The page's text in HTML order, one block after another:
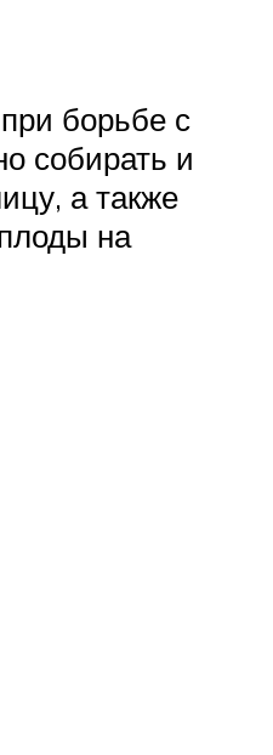
борьбе с
собирать и
а также
на